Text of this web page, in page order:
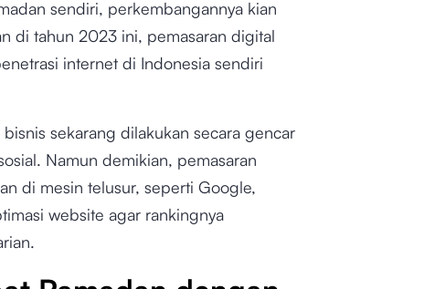
sendiri, perkembangannya kian
di tahun 2023 ini, pemasaran digital
internet di Indonesia sendiri
sekarang dilakukan secara gencar
Namun demikian, pemasaran
di mesin telusur, seperti Google,
website agar rankingnya